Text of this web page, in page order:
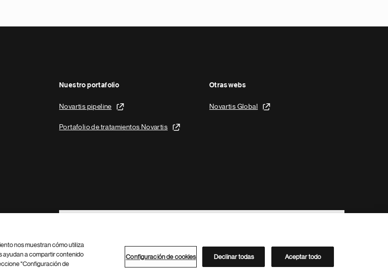
Nuestro portafolio
Novartis pipeline
Portafolio de tratamientos Novartis
Otras webs
Novartis Global
Footer Site Search
Directorio de Novartis
nos muestran cómo utiliza
ayudan a compartir contenido
"Configuración de
Configuración de cookies Declinar todas Aceptar todo